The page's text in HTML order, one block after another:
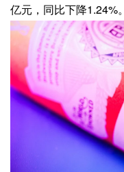
亿元，同比下降1.24%。